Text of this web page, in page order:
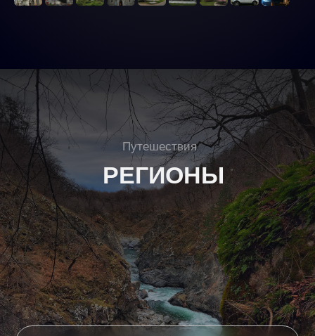
Наши контакты
Заполните форму и мы свяжемся с вами
для консультации
Ваш email
Ваши контакты
Ваш контактный номер